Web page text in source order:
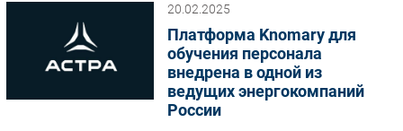
РАЗДЕЛЫ
Аналитика
20.02.2025
Платформа Knomary для
обучения персонала
внедрена в одной из
ведущих энергокомпаний
России